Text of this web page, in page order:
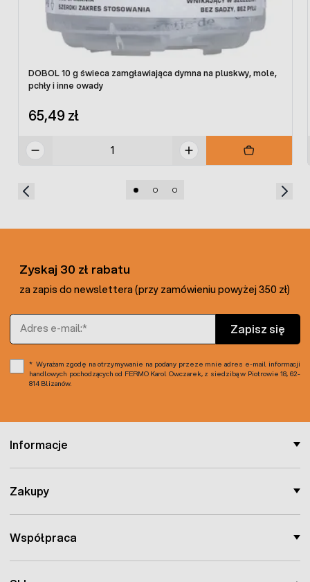
DOBOL 10 g świeca zamgławiająca dymna na pluskwy, mole,
pchły i inne owady
65,49 zł
Informacje
Zakupy
Współpraca
Zyskaj 30 zł rabatu
za zapis do newslettera (przy zamówieniu powyżej 350 zł)
Adres e-mail
Zapisz się
Wyrażam zgodę na otrzymywanie na podany przeze mnie adres e-mail informacji
handlowych pochodzących od FERMO Karol Owczarek, z siedzibą w Piotrowie 18, 62-
814 Blizanów.